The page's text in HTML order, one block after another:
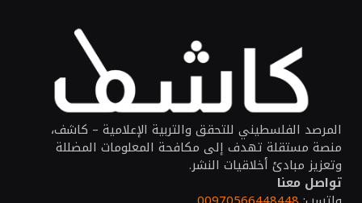
المرصد الفلسطيني للتحقق والتربية الإعلامية – كاشف،
منصة مستقلة تهدف إلى مكافحة المعلومات المضللة
وتعزيز مبادئ أخلاقيات النشر.
تواصل معنا